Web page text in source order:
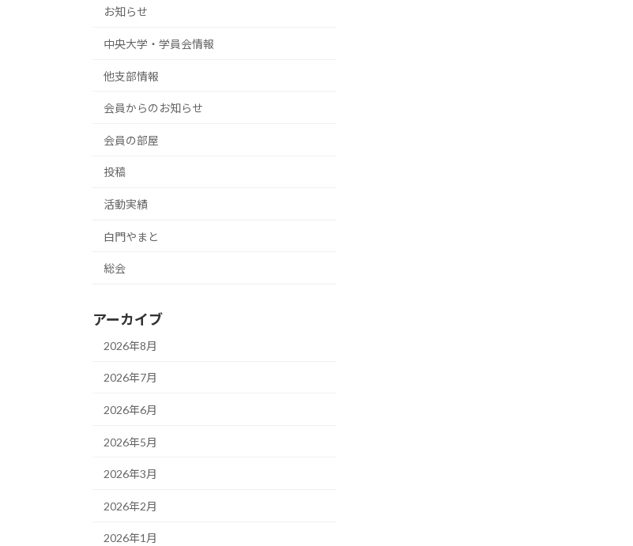
お知らせ
中央大学・学員会情報
他支部情報
会員からのお知らせ
会員の部屋
投稿
活動実績
白門やまと
総会
アーカイブ
2026年8月
2026年7月
2026年6月
2026年5月
2026年3月
2026年2月
2026年1月